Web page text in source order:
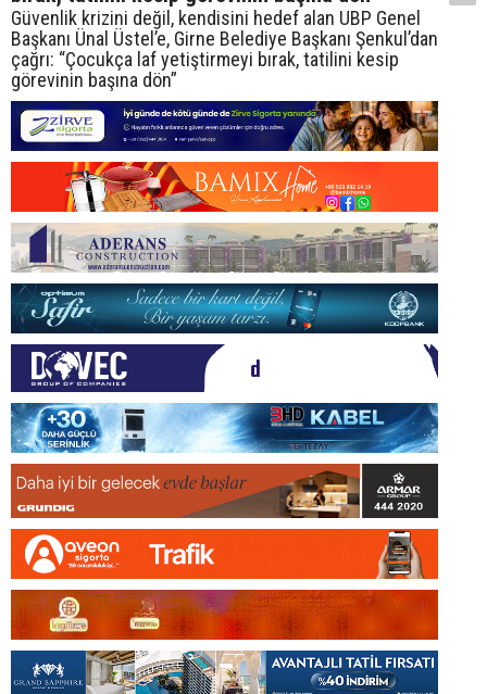
Güvenlik krizini değil, kendisini hedef alan UBP Genel
Başkanı Ünal Üstel’e, Girne Belediye Başkanı Şenkul’dan
çağrı: “Çocukça laf yetiştirmeyi bırak, tatilini kesip
görevinin başına dön”